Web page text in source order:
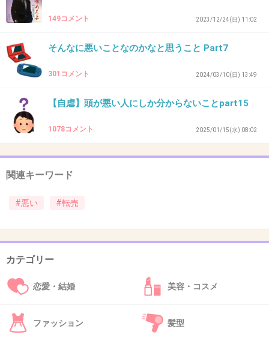
35. 匿名 2026/06/03(水) 21:17:06
昔だってコンサート会場の前に高くチケット売
2件の返信
-3
>>26
+9 -3
37. 匿名 2026/06/03(水) 21:17:20
>>1
一般人が買いたくても買えないのはおかしいと
149コメント 2023/12/24(日) 11:02
そんなに悪いことなのかなと思うこと Part7
301コメント 2024/03/10(日) 13:49
【自虐】頭が悪い人にしか分からないことpart15
1078コメント 2025/01/15(水) 08:02
関連キーワード
#悪い #転売
カテゴリー
恋愛・結婚 美容・コスメ
ファッション 髪型